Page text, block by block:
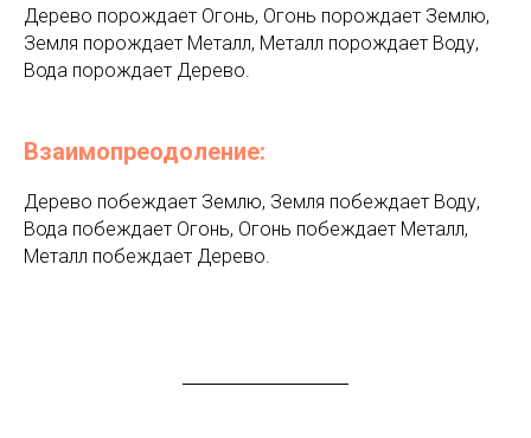
Дерево порождает Огонь, Огонь порождает Землю,
Земля порождает Металл, Металл порождает Воду,
Вода порождает Дерево.
Взаимопреодоление:
Дерево побеждает Землю, Земля побеждает Воду,
Вода побеждает Огонь, Огонь побеждает Металл,
Металл побеждает Дерево.